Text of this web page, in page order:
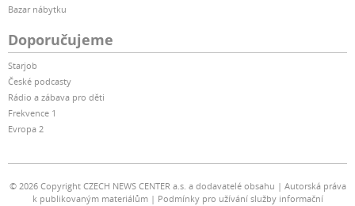
Bazar nábytku
Doporučujeme
Starjob
České podcasty
Rádio a zábava pro děti
Frekvence 1
Evropa 2
© 2026 Copyright CZECH NEWS CENTER a.s. a dodavatelé obsahu
Autorská práva
k publikovaným materiálům
Podmínky pro užívání služby informační